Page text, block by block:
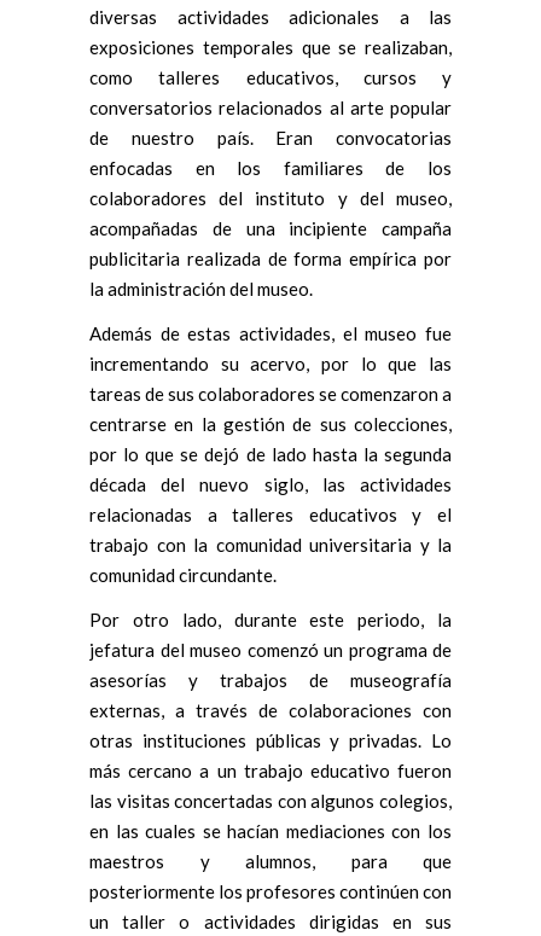
diversas actividades adicionales a las
exposiciones temporales que se realizaban,
como talleres educativos, cursos y
conversatorios relacionados al arte popular
de nuestro país. Eran convocatorias
enfocadas en los familiares de los
colaboradores del instituto y del museo,
acompañadas de una incipiente campaña
publicitaria realizada de forma empírica por
la administración del museo.
Además de estas actividades, el museo fue
incrementando su acervo, por lo que las
tareas de sus colaboradores se comenzaron a
centrarse en la gestión de sus colecciones,
por lo que se dejó de lado hasta la segunda
década del nuevo siglo, las actividades
relacionadas a talleres educativos y el
trabajo con la comunidad universitaria y la
comunidad circundante.
Por otro lado, durante este periodo, la
jefatura del museo comenzó un programa de
asesorías y trabajos de museografía
externas, a través de colaboraciones con
otras instituciones públicas y privadas. Lo
más cercano a un trabajo educativo fueron
las visitas concertadas con algunos colegios,
en las cuales se hacían mediaciones con los
maestros y alumnos, para que
posteriormente los profesores continúen con
un taller o actividades dirigidas en sus